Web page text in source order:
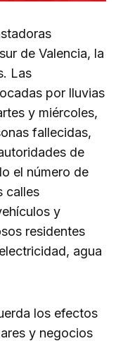
de Valencia, la
Las
por lluvias
y miércoles,
fallecidas,
de
el número de
calles
y
residentes
agua
los efectos
y negocios